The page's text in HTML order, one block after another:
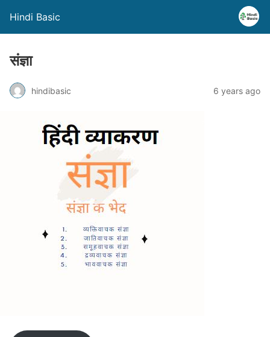
Hindi Basic
संज्ञा
hindibasic 6 years ago